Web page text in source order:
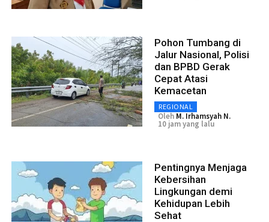
Pohon Tumbang di
Jalur Nasional, Polisi
dan BPBD Gerak
Cepat Atasi
Kemacetan
REGIONAL
Oleh M. Irhamsyah N.
10 jam yang lalu
Pentingnya Menjaga
Kebersihan
Lingkungan demi
Kehidupan Lebih
Sehat